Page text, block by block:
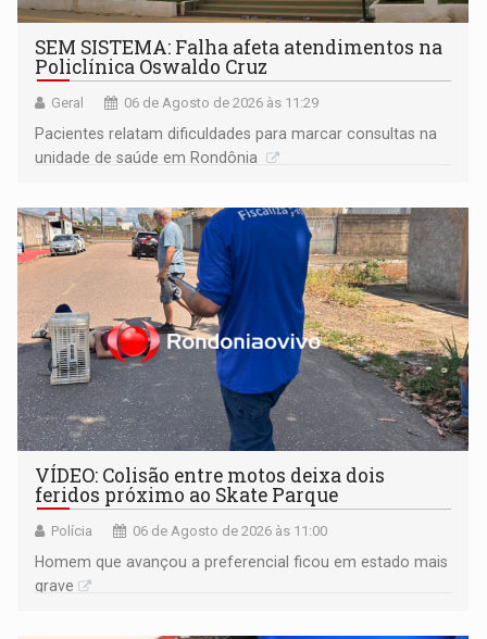
SEM SISTEMA: Falha afeta atendimentos na
Policlínica Oswaldo Cruz
Geral 06 de Agosto de 2026 às 11:29
Pacientes relatam dificuldades para marcar consultas na
unidade de saúde em Rondônia
VÍDEO: Colisão entre motos deixa dois
feridos próximo ao Skate Parque
Polícia 06 de Agosto de 2026 às 11:00
Homem que avançou a preferencial ficou em estado mais
grave